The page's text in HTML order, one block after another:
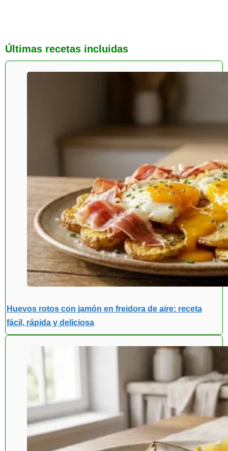
Últimas recetas incluidas
Huevos rotos con jamón en freidora de aire: receta
fácil, rápida y deliciosa